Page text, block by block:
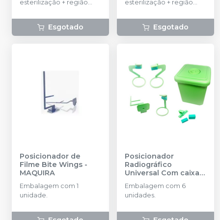
esterilização + região
inferior esquerdo +
região de molar superior
Esgotado
esterilização + região
inferior esquerdo +
região de molar superior
Esgotado
Posicionador de
Filme Bite Wings -
MAQUIRA
Embalagem com 1
unidade.
Posicionador
Radiográfico
Universal Com caixa-
JON
Embalagem com 6
unidades.